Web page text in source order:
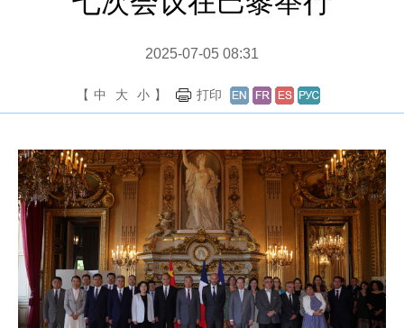
2025-07-05 08:31
【 中 大 小 】 打印